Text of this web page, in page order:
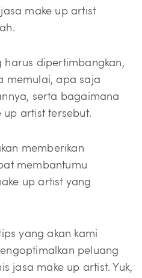
make up artist
dipertimbangkan,
memulai, apa saja
serta bagaimana
up artist tersebut.
memberikan
membantumu
up artist yang
yang akan kami
peluang
jasa make up artist. Yuk,